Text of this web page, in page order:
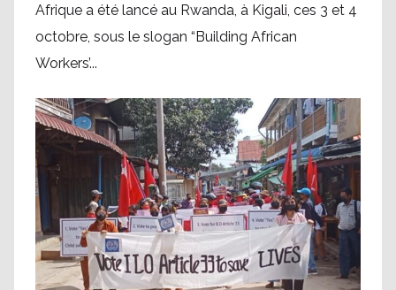
Afrique a été lancé au Rwanda, à Kigali, ces 3 et 4
octobre, sous le slogan “Building African
Workers’...